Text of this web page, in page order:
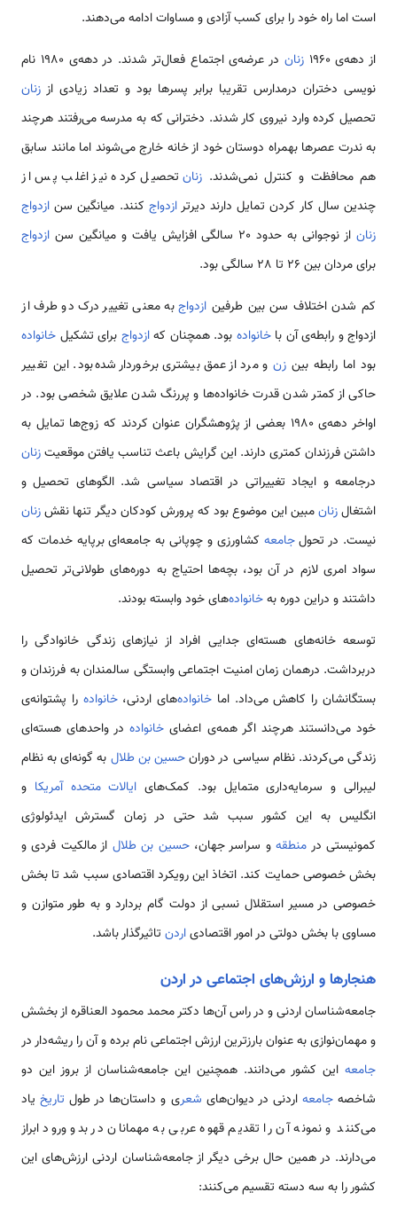
است اما راه خود را برای کسب آزادی و مساوات ادامه می‌دهند.
از دهه‌‌ی 1960 زنان
در عرضه‌‌ی اجتماع فعال‌تر شدند. در دهه‌‌ی 1980 نام
نویسی دختران درمدارس تقریبا برابر پسرها بود و تعداد زیادی از زنان
تحصیل کرده وارد نیروی کار شدند. دخترانی که به مدرسه می‌رفتند هرچند
به ندرت عصرها بهمراه دوستان خود از خانه خارج می‌شوند اما مانند سابق
هم محافظت و کنترل نمی‌شدند. زنانتحصیل کرده نیز اغلب پس از
چندین سال کار کردن تمایل دارند دیرترازدواج کنند. میانگین سن ازدواج
زناناز نوجوانی به حدود 20 سالگی افزایش یافت و میانگین سن
ازدواج
برای مردان بین 26 تا 28 سالگی بود.
کم شدن اختلاف سن بین طرفین ازدواجبه معنی تغییر درک دو طرف از
ازدواج و رابطه‌‌ی آن باخانواده بود. همچنان کهازدواج برای تشکیل خانواده
بود اما رابطه بین زنو مرد از عمق بیشتری برخوردار شده‌بود. این تغییر
حاکی از کمتر شدن قدرت خانواده‌ها و پررنگ شدن علایق شخصی بود. در
اواخر دهه‌‌ی 1980 بعضی از پژوهشگران عنوان کردند که زوج‌ها تمایل به
داشتن فرزندان کمتری دارند. این گرایش باعث تناسب یافتن موقعیتزنان
درجامعه و ایجاد تغییراتی در اقتصاد سیاسی شد. الگوهای تحصیل و
اشتغالزنانمبین این موضوع بود که پرورش کودکان دیگر تنها نقشزنان
نیست. در تحولجامعه کشاورزی و چوپانی به جامعه‌ای برپایه خدمات که
سواد امری لازم در آن بود، بچه‌ها احتیاج به دوره‌های طولانی‌تر تحصیل
داشتند و دراین دوره بهخانواده‌های خود وابسته بودند.
توسعه خانه‌های هسته‌ای جدایی افراد از نیازهای زندگی خانوادگی را
در‌‌بر‌داشت. درهمان زمان امنیت اجتماعی وابستگی سالمندان به فرزندان و
بستگانشان را کاهش می‌داد. اما خانواده‌های اردنی،خانواده را پشتوانه‌‌ی
خود می‌دانستند هرچند اگر همه‌‌ی اعضای خانوادهدر واحد‌های هسته‌ای
زندگی می‌کردند. نظام سیاسی در دورانحسین بن طلال به گونه‌ای به نظام
لیبرالی و سرمایه‌داری متمایل بود. کمک‌های ایالات متحده آمریکا و
انگلیس به‌ این کشور سبب شد حتی در زمان گسترش ایدئولوژی
کمونیستی در منطقهو سراسر جهان،حسین بن طلال از مالکیت فردی و
بخش خصوصی حمایت کند. اتخاذ این رویکرد اقتصادی سبب شد تا بخش
خصوصی در مسیر استقلال نسبی از دولت گام بردارد و به طور متوازن و
مساوی با بخش دولتی در امور اقتصادیاردن تاثیرگذار باشد.
هنجارها و ارزش‌های اجتماعی در اردن
جامعه‌شناسان اردنی و در راس آن‌ها دکتر محمد محمود العناقره از بخشش
و مهمان‌نوازی به عنوان بارزترین ارزش اجتماعی نام برده و آن را ریشه‌دار در
جامعه‌ این کشور می‌دانند. همچنین این جامعه‌شناسان از بروز این دو
شاخصهجامعه اردنی در دیوان‌های شعری و داستان‌ها در طول تاریخیاد
می‌کنند و نمونه آن را تقدیم قهوه عربی به مهمانان در بدو ورود ابراز
می‌دارند. در همین حال برخی دیگر از جامعه‌شناسان اردنی ارزش‌های این
کشور را به سه دسته تقسیم می‌کنند: